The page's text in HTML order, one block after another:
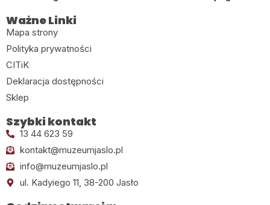
Ważne Linki
Mapa strony
Polityka prywatności
CITiK
Deklaracja dostępności
Sklep
Szybki kontakt
13 44 623 59
kontakt@muzeumjaslo.pl
info@muzeumjaslo.pl
ul. Kadyiego 11, 38-200 Jasło